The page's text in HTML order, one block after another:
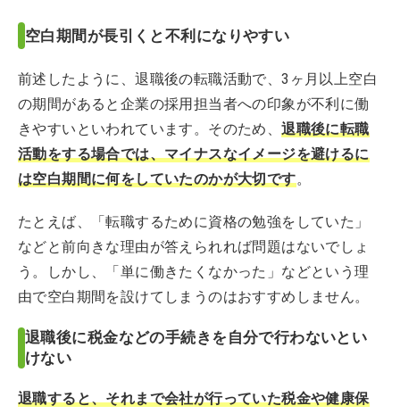
空白期間が長引くと不利になりやすい
前述したように、退職後の転職活動で、3ヶ月以上空白
の期間があると企業の採用担当者への印象が不利に働
きやすいといわれています。そのため、退職後に転職
活動をする場合では、マイナスなイメージを避けるに
は空白期間に何をしていたのかが大切です。
たとえば、「転職するために資格の勉強をしていた」
などと前向きな理由が答えられれば問題はないでしょ
う。しかし、「単に働きたくなかった」などという理
由で空白期間を設けてしまうのはおすすめしません。
退職後に税金などの手続きを自分で行わないとい
けない
退職すると、それまで会社が行っていた税金や健康保